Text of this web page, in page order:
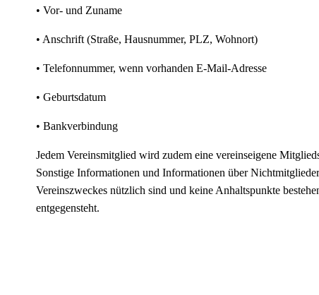
• Vor- und Zuname
• Anschrift (Straße, Hausnummer, PLZ, Wohnort)
• Telefonnummer, wenn vorhanden E-Mail-Adresse
• Geburtsdatum
• Bankverbindung
Jedem Vereinsmitglied wird zudem eine vereinseigene
Sonstige Informationen und Informationen über
Vereinszweckes nützlich sind und keine Anhaltspunkte
entgegensteht.